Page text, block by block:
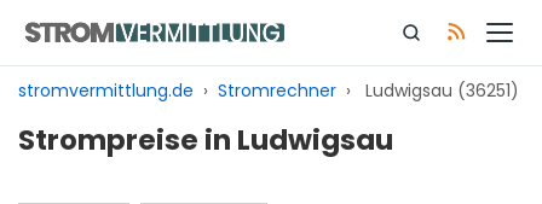
Inhalt
springen
stromvermittlung.de › Stromrechner › Ludwigsau (36251)
Strompreise in Ludwigsau